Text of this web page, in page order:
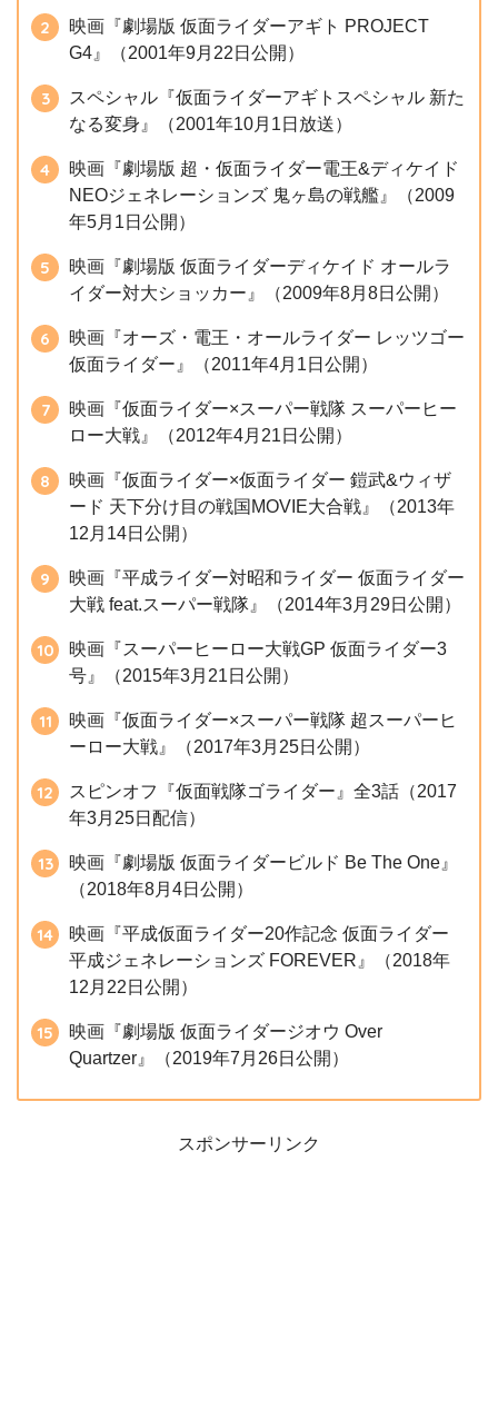
映画『劇場版 仮面ライダーアギト PROJECT
G4』（2001年9月22日公開）
スペシャル『仮面ライダーアギトスペシャル 新た
なる変身』（2001年10月1日放送）
映画『劇場版 超・仮面ライダー電王&ディケイド
NEOジェネレーションズ 鬼ヶ島の戦艦』（2009
年5月1日公開）
映画『劇場版 仮面ライダーディケイド オールラ
イダー対大ショッカー』（2009年8月8日公開）
映画『オーズ・電王・オールライダー レッツゴー
仮面ライダー』（2011年4月1日公開）
映画『仮面ライダー×スーパー戦隊 スーパーヒー
ロー大戦』（2012年4月21日公開）
映画『仮面ライダー×仮面ライダー 鎧武&ウィザ
ード 天下分け目の戦国MOVIE大合戦』（2013年
12月14日公開）
映画『平成ライダー対昭和ライダー 仮面ライダー
大戦 feat.スーパー戦隊』（2014年3月29日公開）
映画『スーパーヒーロー大戦GP 仮面ライダー3
号』（2015年3月21日公開）
映画『仮面ライダー×スーパー戦隊 超スーパーヒ
ーロー大戦』（2017年3月25日公開）
スピンオフ『仮面戦隊ゴライダー』全3話（2017
年3月25日配信）
映画『劇場版 仮面ライダービルド Be The One』
（2018年8月4日公開）
映画『平成仮面ライダー20作記念 仮面ライダー
平成ジェネレーションズ FOREVER』（2018年
12月22日公開）
映画『劇場版 仮面ライダージオウ Over
Quartzer』（2019年7月26日公開）
スポンサーリンク